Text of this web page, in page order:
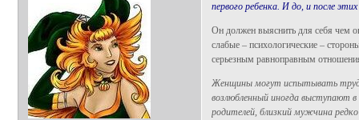
первого ребенка. И до, и после
Он должен выяснить для себя чем
слабые – психологические –
серьезным равноправным
Женщины могут испытывать
возлюбленный иногда выступают
родителей, близкий мужчина